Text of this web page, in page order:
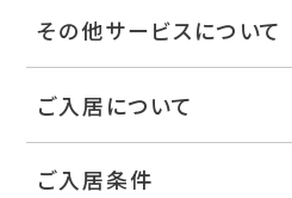
その他サービスについて
ご入居について
ご入居条件